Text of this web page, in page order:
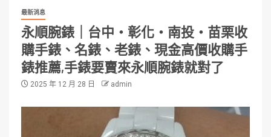
最新消息
永順腕錶｜台中・彰化・南投・苗栗收
購手錶、名錶、老錶、現金高價收購手
錶推薦,手錶要賣來永順腕錶就對了
2025 年 12 月 28 日 admin